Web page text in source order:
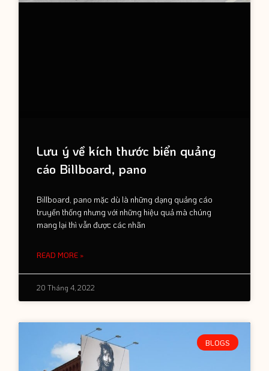
Lưu ý về kích thước biển quảng
cáo Billboard, pano
Billboard, pano mặc dù là những dạng quảng cáo
truyền thống nhưng với những hiệu quả mà chúng
mang lại thì vẫn được các nhãn
READ MORE »
20 Tháng 4, 2022
BLOGS